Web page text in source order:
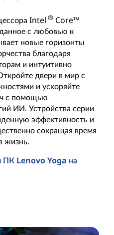
Intel ® Core™
с любовью к
новые горизонты
благодаря
и интуитивно
двери в мир с
и ускоряйте
с помощью
ИИ. Устройства серии
эффективность и
сокращая время
жизнь.
ПК Lenovo Yoga на